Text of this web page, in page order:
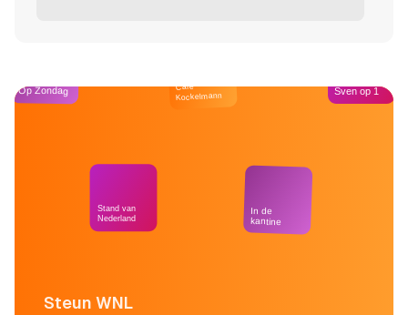
Steun WNL
Op Zondag
Stand van
Nederland
Café
Kockelmann
In de
kantine
Sven op 1